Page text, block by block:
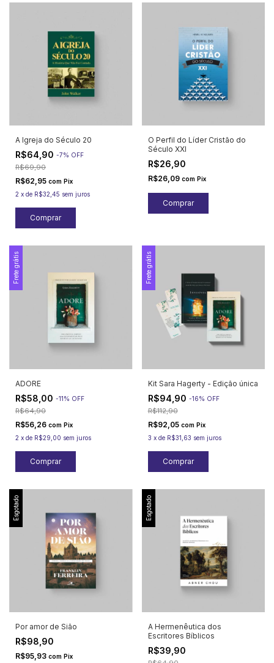
A Igreja do Século 20
R$64,90 -7% OFF
R$69,90
R$62,95 com Pix
2 x de R$32,45 sem juros
O Perfil do Líder Cristão do
Século XXI
R$26,90
R$26,09 com Pix
Frete grátis
ADORE
R$58,00 -11% OFF
R$64,90
R$56,26 com Pix
2 x de R$29,00 sem juros
Frete grátis
Kit Sara Hagerty - Edição única
R$94,90 -16% OFF
R$112,90
R$92,05 com Pix
3 x de R$31,63 sem juros
Esgotado
Por amor de Sião
R$98,90
R$95,93 com Pix
Esgotado
A Hermenêutica dos
Escritores Bíblicos
R$39,90